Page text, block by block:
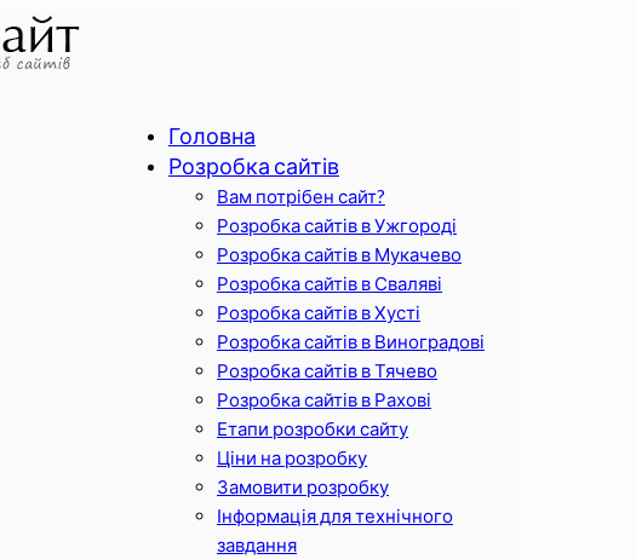
Головна
Розробка сайтів
Вам потрібен сайт?
Розробка сайтів в Ужгороді
Розробка сайтів в Мукачево
Розробка сайтів в Сваляві
Розробка сайтів в Хусті
Розробка сайтів в Виноградові
Розробка сайтів в Тячево
Розробка сайтів в Рахові
Етапи розробки сайту
Ціни на розробку
Замовити розробку
Інформація для технічного
завдання